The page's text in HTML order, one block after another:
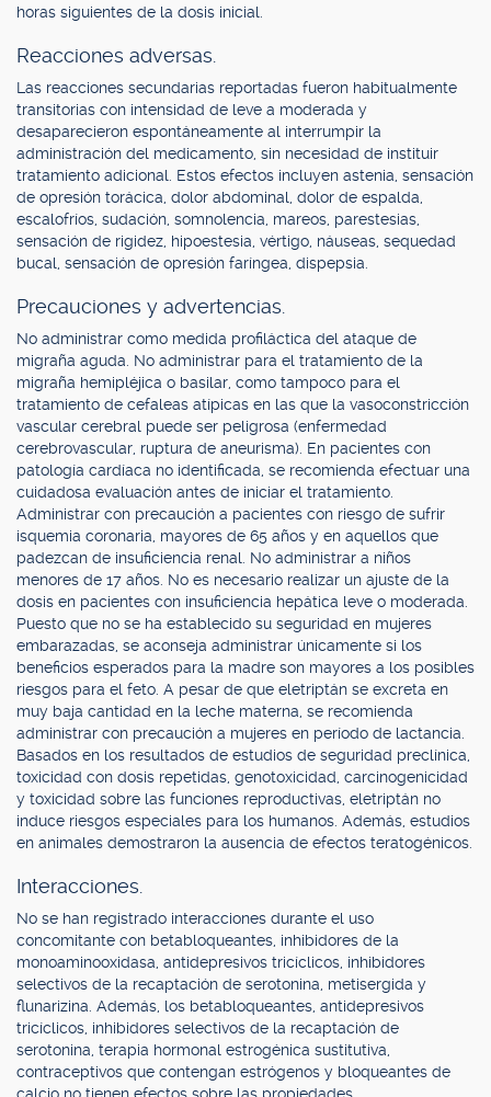
horas siguientes de la dosis inicial.
Reacciones adversas.
Las reacciones secundarias reportadas fueron habitualmente
transitorias con intensidad de leve a moderada y
desaparecieron espontáneamente al interrumpir la
administración del medicamento, sin necesidad de instituir
tratamiento adicional. Estos efectos incluyen astenia, sensación
de opresión torácica, dolor abdominal, dolor de espalda,
escalofríos, sudación, somnolencia, mareos, parestesias,
sensación de rigidez, hipoestesia, vértigo, náuseas, sequedad
bucal, sensación de opresión faríngea, dispepsia.
Precauciones y advertencias.
No administrar como medida profiláctica del ataque de
migraña aguda. No administrar para el tratamiento de la
migraña hemipléjica o basilar, como tampoco para el
tratamiento de cefaleas atípicas en las que la vasoconstricción
vascular cerebral puede ser peligrosa (enfermedad
cerebrovascular, ruptura de aneurisma). En pacientes con
patología cardíaca no identificada, se recomienda efectuar una
cuidadosa evaluación antes de iniciar el tratamiento.
Administrar con precaución a pacientes con riesgo de sufrir
isquemia coronaria, mayores de 65 años y en aquellos que
padezcan de insuficiencia renal. No administrar a niños
menores de 17 años. No es necesario realizar un ajuste de la
dosis en pacientes con insuficiencia hepática leve o moderada.
Puesto que no se ha establecido su seguridad en mujeres
embarazadas, se aconseja administrar únicamente si los
beneficios esperados para la madre son mayores a los posibles
riesgos para el feto. A pesar de que eletriptán se excreta en
muy baja cantidad en la leche materna, se recomienda
administrar con precaución a mujeres en período de lactancia.
Basados en los resultados de estudios de seguridad preclínica,
toxicidad con dosis repetidas, genotoxicidad, carcinogenicidad
y toxicidad sobre las funciones reproductivas, eletriptán no
induce riesgos especiales para los humanos. Además, estudios
en animales demostraron la ausencia de efectos teratogénicos.
Interacciones.
No se han registrado interacciones durante el uso
concomitante con betabloqueantes, inhibidores de la
monoaminooxidasa, antidepresivos tricíclicos, inhibidores
selectivos de la recaptación de serotonina, metisergida y
flunarizina. Además, los betabloqueantes, antidepresivos
tricíclicos, inhibidores selectivos de la recaptación de
serotonina, terapia hormonal estrogénica sustitutiva,
contraceptivos que contengan estrógenos y bloqueantes de